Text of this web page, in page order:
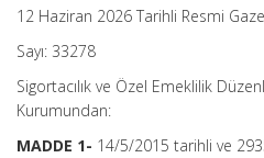
12 Haziran 2026 Tarihli Resmi
Sayı: 33278
Sigortacılık ve Özel Emeklilik
Kurumundan:
MADDE 1- 14/5/2015 tarihli ve